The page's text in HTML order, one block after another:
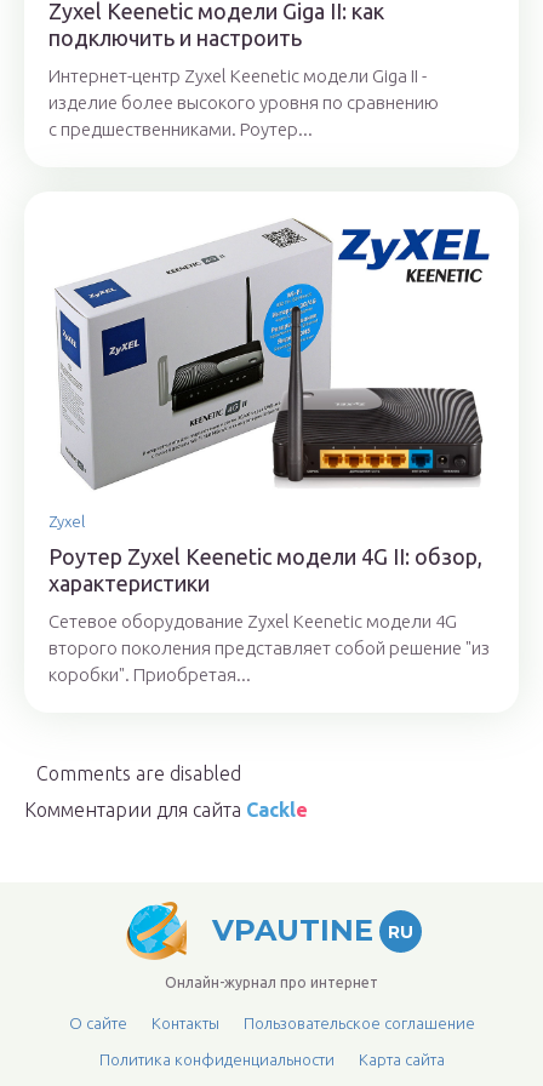
Zyxel Keenetic модели Giga II: как
подключить и настроить
Интернет-центр Zyxel Keenetic модели Giga II -
изделие более высокого уровня по сравнению
с предшественниками. Роутер...
Zyxel
Роутер Zyxel Keenetic модели 4G II: обзор,
характеристики
Сетевое оборудование Zyxel Keenetic модели 4G
второго поколения представляет собой решение "из
коробки". Приобретая...
Comments are disabled
Комментарии для сайта Cackle
VPAUTINE RU
Онлайн-журнал про интернет
О сайте Контакты Пользовательское соглашение
Политика конфиденциальности Карта сайта